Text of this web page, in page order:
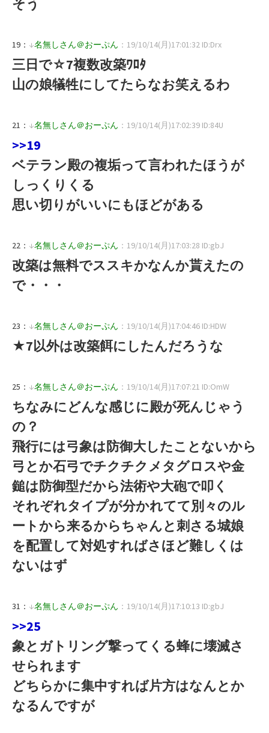
19： ↓名無しさん＠おーぷん ：19/10/14(月)17:01:32 ID:Drx
三日で☆7複数改築ﾜﾛﾀ
山の娘犠牲にしてたらなお笑えるわ
21： ↓名無しさん＠おーぷん ：19/10/14(月)17:02:39 ID:84U
>>19
ベテラン殿の複垢って言われたほうが
しっくりくる
思い切りがいいにもほどがある
22： ↓名無しさん＠おーぷん ：19/10/14(月)17:03:28 ID:gbJ
改築は無料でススキかなんか貰えたの
で・・・
23： ↓名無しさん＠おーぷん ：19/10/14(月)17:04:46 ID:HDW
★7以外は改築餌にしたんだろうな
25： ↓名無しさん＠おーぷん ：19/10/14(月)17:07:21 ID:OmW
ちなみにどんな感じに殿が死んじゃう
の？
飛行には弓象は防御大したことないから
弓とか石弓でチクチクメタグロスや金
鎚は防御型だから法術や大砲で叩く
それぞれタイプが分かれてて別々のル
ートから来るからちゃんと刺さる城娘
を配置して対処すればさほど難しくは
ないはず
31： ↓名無しさん＠おーぷん ：19/10/14(月)17:10:13 ID:gbJ
>>25
象とガトリング撃ってくる蜂に壊滅さ
せられます
どちらかに集中すれば片方はなんとか
なるんですが